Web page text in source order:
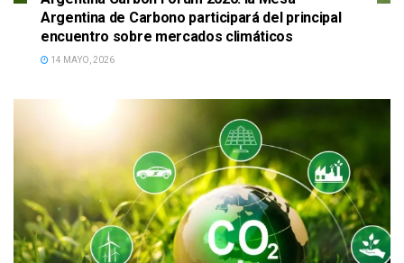
Argentina de Carbono participará del principal
encuentro sobre mercados climáticos
14 MAYO, 2026